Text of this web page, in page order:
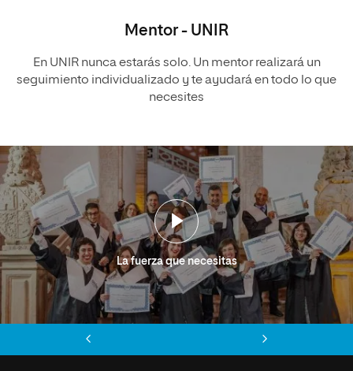
Mentor - UNIR
En UNIR nunca estarás solo. Un mentor realizará un
seguimiento individualizado y te ayudará en todo lo que
necesites
La fuerza que necesitas